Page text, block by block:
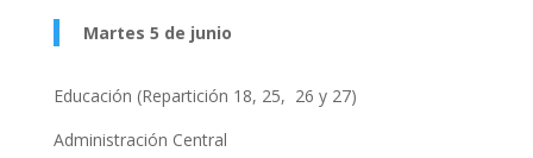
Martes 5 de junio
Educación (Repartición 18, 25, 26 y 27)
Administración Central